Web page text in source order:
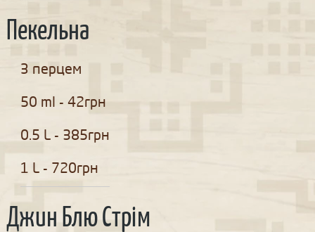
Пекельна
З перцем
50 ml - 42грн
0.5 L - 385грн
1 L - 720грн
Джин Блю Стрім